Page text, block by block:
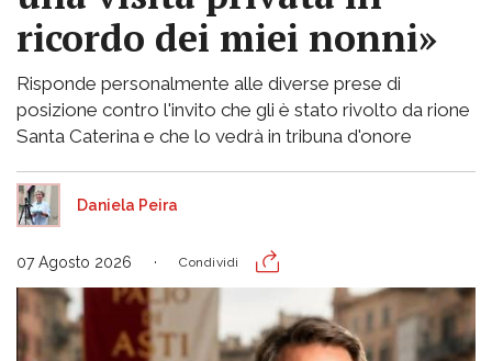
ricordo dei miei nonni»
Risponde personalmente alle diverse prese di
posizione contro l'invito che gli è stato rivolto da rione
Santa Caterina e che lo vedrà in tribuna d'onore
Daniela Peira
07 Agosto 2026 Condividi